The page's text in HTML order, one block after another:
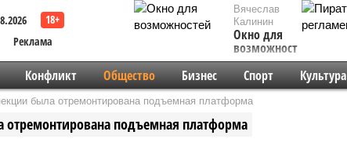
Реклама
Вячеслав
Калинин
Окно для
возможностей
Конфликт Общество Бизнес Спорт Культура
была отремонтирована подъемная платформа
подъемная платформа